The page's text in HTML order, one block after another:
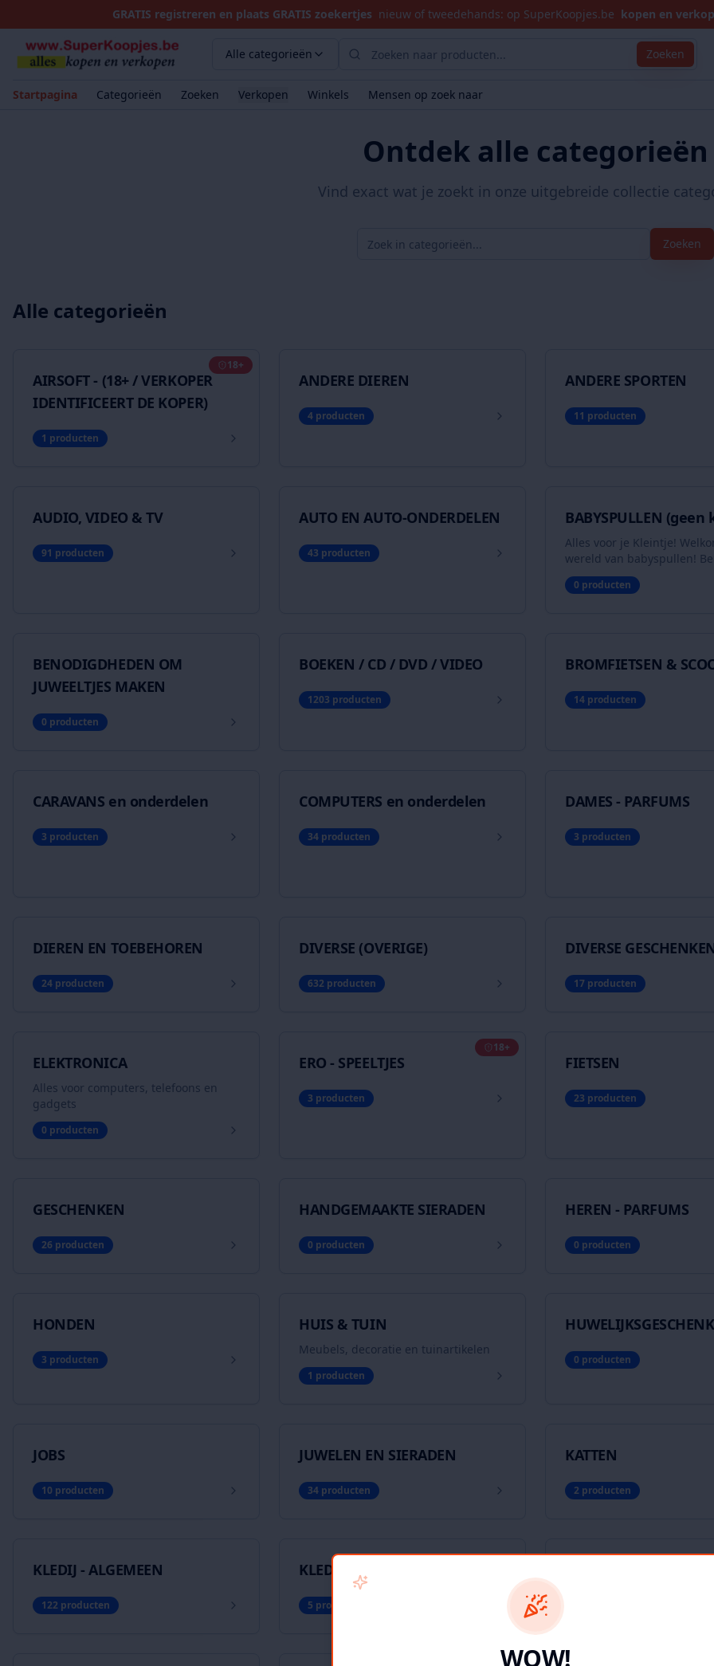
GRATIS registreren en plaats GRATIS zoekertjes nieuw of tweedehands: op SuperKoopjes.be kopen en
Alle categorieën Zoeken
Startpagina Categorieën Zoeken Verkopen Winkels Mensen op zoek naar
Ontdek alle categorieën
Vind exact wat je zoekt in onze uitgebreide collectie
Zoeken
Alle categorieën
18+
AIRSOFT - (18+ / VERKOPER
IDENTIFICEERT DE KOPER)
1 producten
ANDERE DIEREN
4 producten
ANDERE SPORTEN
11 producten
AUDIO, VIDEO & TV
91 producten
AUTO EN AUTO-ONDERDELEN
43 producten
BABYSPULLEN (geen
Alles voor je Kleintje!
wereld van babyspullen!
zoek naar een complete
buggy, kinderwagen of leuk
0 producten
BENODIGDHEDEN OM
JUWEELTJES MAKEN
0 producten
BOEKEN / CD / DVD / VIDEO
1203 producten
BROMFIETSEN &
14 producten
CARAVANS en onderdelen
3 producten
COMPUTERS en onderdelen
34 producten
DAMES - PARFUMS
3 producten
DIEREN EN TOEBEHOREN
24 producten
DIVERSE (OVERIGE)
632 producten
DIVERSE
17 producten
ELEKTRONICA
Alles voor computers, telefoons en
gadgets
0 producten
18+
ERO - SPEELTJES
3 producten
FIETSEN
23 producten
GESCHENKEN
26 producten
HANDGEMAAKTE SIERADEN
0 producten
HEREN - PARFUMS
0 producten
HONDEN
3 producten
HUIS & TUIN
Meubels, decoratie en tuinartikelen
1 producten
0 producten
JOBS
10 producten
JUWELEN EN SIERADEN
34 producten
KATTEN
2 producten
KLEDIJ - ALGEMEEN
122 producten
KLEDIJ - BABY'S
5 producten
WOW!